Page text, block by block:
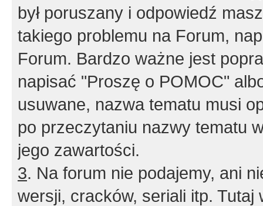
był poruszany i odpowiedź
takiego problemu na Forum,
Forum. Bardzo ważne jest
napisać "Proszę o POMOC"
usuwane, nazwa tematu musi
po przeczytaniu nazwy tematu
jego zawartości.
3. Na forum nie podajemy, ani
wersji, cracków, seriali itp. Tutaj